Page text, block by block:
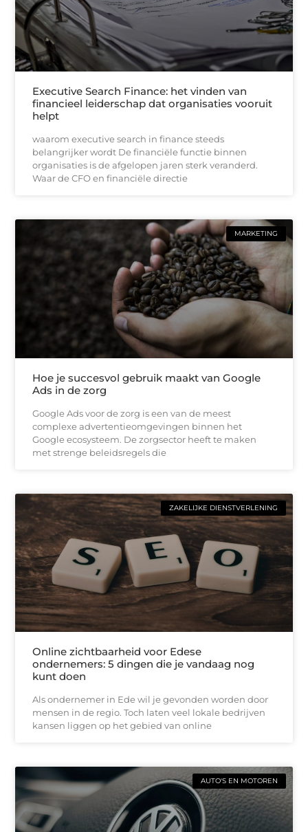
Executive Search Finance: het vinden van
financieel leiderschap dat organisaties vooruit
helpt
waarom executive search in finance steeds
belangrijker wordt De financiële functie binnen
organisaties is de afgelopen jaren sterk veranderd.
Waar de CFO en financiële directie
MARKETING
Hoe je succesvol gebruik maakt van Google
Ads in de zorg
Google Ads voor de zorg is een van de meest
complexe advertentieomgevingen binnen het
Google ecosysteem. De zorgsector heeft te maken
met strenge beleidsregels die
ZAKELIJKE DIENSTVERLENING
Online zichtbaarheid voor Edese
ondernemers: 5 dingen die je vandaag nog
kunt doen
Als ondernemer in Ede wil je gevonden worden door
mensen in de regio. Toch laten veel lokale bedrijven
kansen liggen op het gebied van online
AUTO'S EN MOTOREN